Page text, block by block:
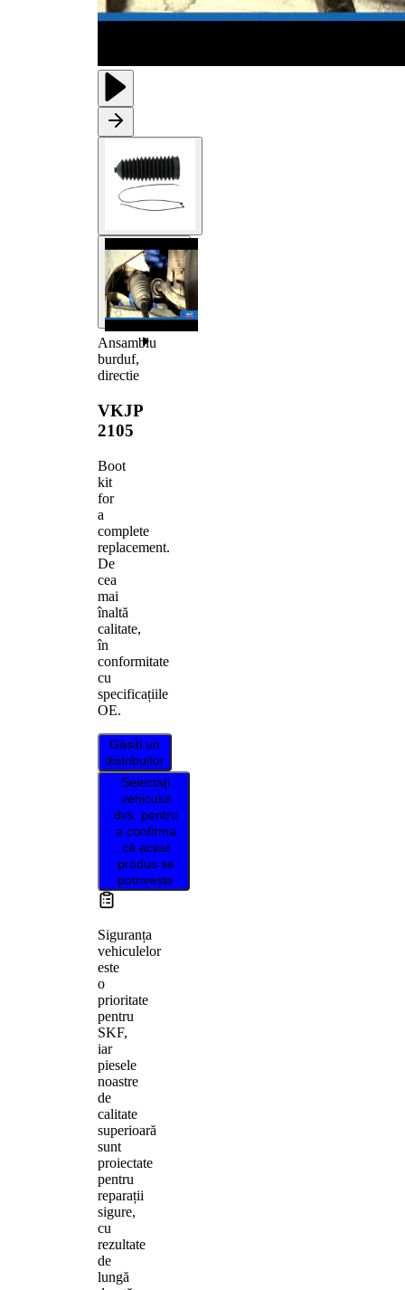
Ansamblu
burduf,
directie
VKJP
2105
Boot
kit
for
a
complete
replacement.
De
cea
mai
înaltă
calitate,
în
conformitate
cu
specificațiile
OE.
Găsiți un
distribuitor
Selectați
vehiculul
dvs. pentru
a confirma
că acest
produs se
potrivește
Siguranța
vehiculelor
este
o
prioritate
pentru
SKF,
iar
piesele
noastre
de
calitate
superioară
sunt
proiectate
pentru
reparații
sigure,
cu
rezultate
de
lungă